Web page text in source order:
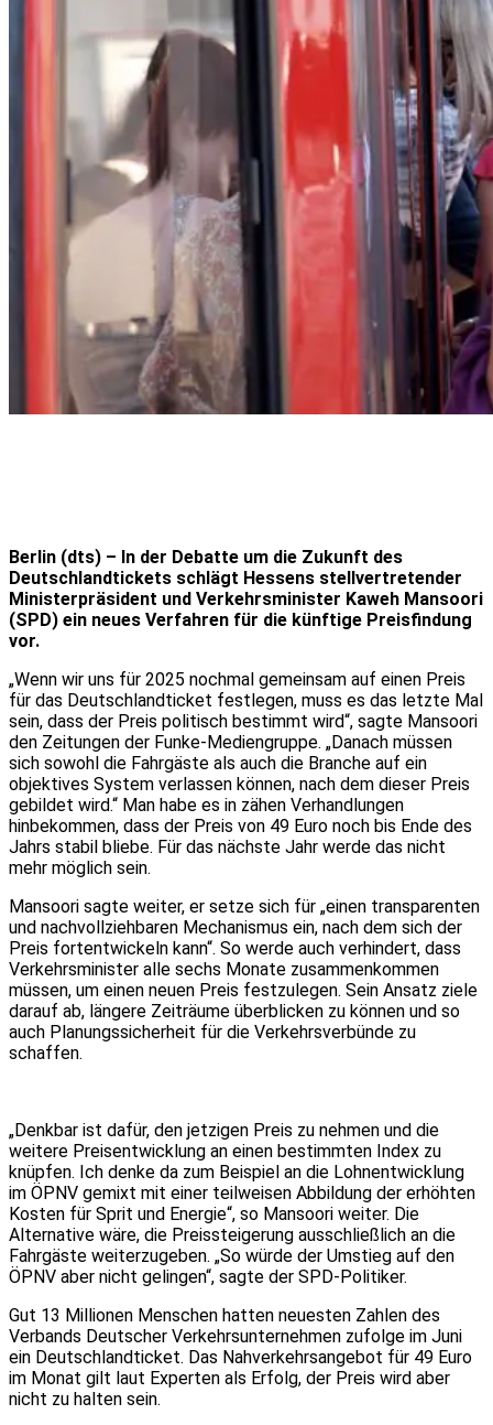
Berlin (dts) – In der Debatte um die Zukunft des
Deutschlandtickets schlägt Hessens stellvertretender
Ministerpräsident und Verkehrsminister Kaweh Mansoori
(SPD) ein neues Verfahren für die künftige Preisfindung
vor.
„Wenn wir uns für 2025 nochmal gemeinsam auf einen Preis
für das Deutschlandticket festlegen, muss es das letzte Mal
sein, dass der Preis politisch bestimmt wird“, sagte Mansoori
den Zeitungen der Funke-Mediengruppe. „Danach müssen
sich sowohl die Fahrgäste als auch die Branche auf ein
objektives System verlassen können, nach dem dieser Preis
gebildet wird.“ Man habe es in zähen Verhandlungen
hinbekommen, dass der Preis von 49 Euro noch bis Ende des
Jahrs stabil bliebe. Für das nächste Jahr werde das nicht
mehr möglich sein.
Mansoori sagte weiter, er setze sich für „einen transparenten
und nachvollziehbaren Mechanismus ein, nach dem sich der
Preis fortentwickeln kann“. So werde auch verhindert, dass
Verkehrsminister alle sechs Monate zusammenkommen
müssen, um einen neuen Preis festzulegen. Sein Ansatz ziele
darauf ab, längere Zeiträume überblicken zu können und so
auch Planungssicherheit für die Verkehrsverbünde zu
schaffen.
„Denkbar ist dafür, den jetzigen Preis zu nehmen und die
weitere Preisentwicklung an einen bestimmten Index zu
knüpfen. Ich denke da zum Beispiel an die Lohnentwicklung
im ÖPNV gemixt mit einer teilweisen Abbildung der erhöhten
Kosten für Sprit und Energie“, so Mansoori weiter. Die
Alternative wäre, die Preissteigerung ausschließlich an die
Fahrgäste weiterzugeben. „So würde der Umstieg auf den
ÖPNV aber nicht gelingen“, sagte der SPD-Politiker.
Gut 13 Millionen Menschen hatten neuesten Zahlen des
Verbands Deutscher Verkehrsunternehmen zufolge im Juni
ein Deutschlandticket. Das Nahverkehrsangebot für 49 Euro
im Monat gilt laut Experten als Erfolg, der Preis wird aber
nicht zu halten sein.